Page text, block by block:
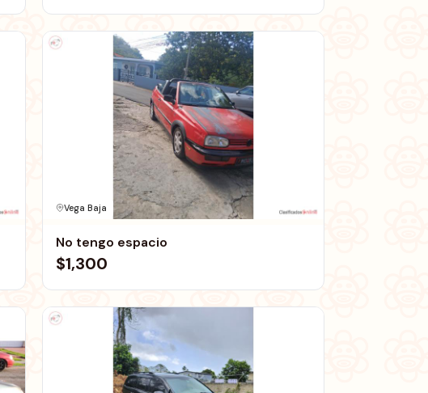
Vega Baja
No tengo espacio
$1,300